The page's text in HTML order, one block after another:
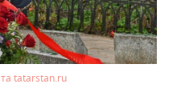
tatarstan.ru